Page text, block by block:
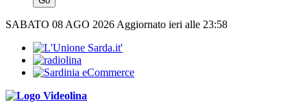
SABATO 08 AGO 2026 Aggiornato ieri alle 23:58